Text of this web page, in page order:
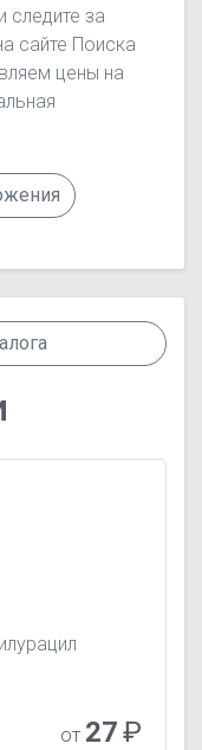
следите за
сайте Поиска
цены на
от 27₽